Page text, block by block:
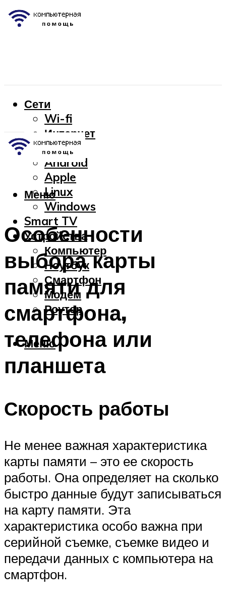
Сети
Wi-fi
Интернет
OC
Android
Apple
Linux
Windows
Smart TV
Устройства
Компьютер
Ноутбук
Смартфон
Модем
Роутер
Меню
Меню
Особенности
выбора карты
памяти для
смартфона,
телефона или
планшета
Скорость работы
Не менее важная характеристика
карты памяти – это ее скорость
работы. Она определяет на сколько
быстро данные будут записываться
на карту памяти. Эта
характеристика особо важна при
серийной съемке, съемке видео и
передачи данных с компьютера на
смартфон.